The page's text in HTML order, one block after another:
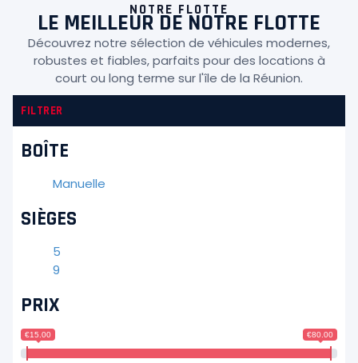
NOTRE FLOTTE
LE MEILLEUR DE NOTRE FLOTTE
Découvrez notre sélection de véhicules modernes,
robustes et fiables, parfaits pour des locations à
court ou long terme sur l'île de la Réunion.
FILTRER
BOÎTE
Manuelle
SIÈGES
5
9
PRIX
€15.00 €80.00